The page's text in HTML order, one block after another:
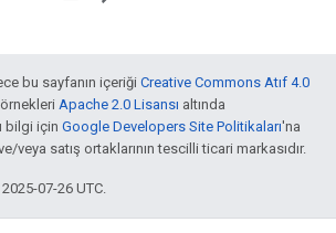
bu sayfanın içeriği Creative Commons Atıf 4.0
Apache 2.0 Lisansı altında
bilgi için Google Developers Site Politikaları'na
veya satış ortaklarının tescilli ticari markasıdır.
07-26 UTC.